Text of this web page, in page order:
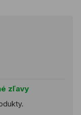
zľavy